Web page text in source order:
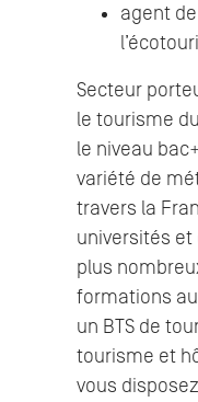
agent
Secteur
le tourisme
le niveau
variété de
travers la
universités et
plus
formations
un BTS de
tourisme et
vous